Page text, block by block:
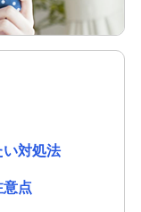
関係は？決ま
対処法
点